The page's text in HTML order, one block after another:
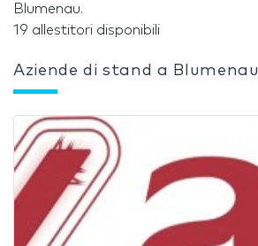
Blumenau.
19 allestitori disponibili
Aziende di stand a Blumenau